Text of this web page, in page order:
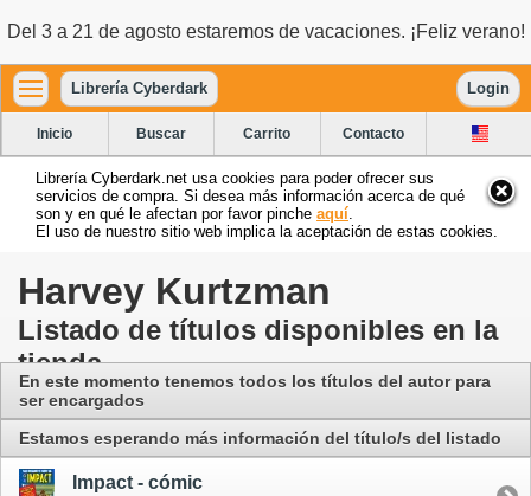
Del 3 a 21 de agosto estaremos de vacaciones. ¡Feliz verano!
Librería Cyberdark Login
Inicio Buscar Carrito Contacto
Librería Cyberdark.net usa cookies para poder ofrecer sus
servicios de compra. Si desea más información acerca de qué
son y en qué le afectan por favor pinche aquí
El uso de nuestro sitio web implica la aceptación de estas cookies.
Harvey Kurtzman
Listado de títulos disponibles en la
tienda
En este momento tenemos todos los títulos del autor para
ser encargados
Estamos esperando más información del título/s del listado
Impact - cómic